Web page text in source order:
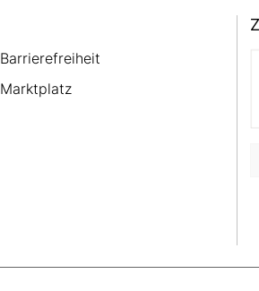
Barrierefreiheit
Marktplatz